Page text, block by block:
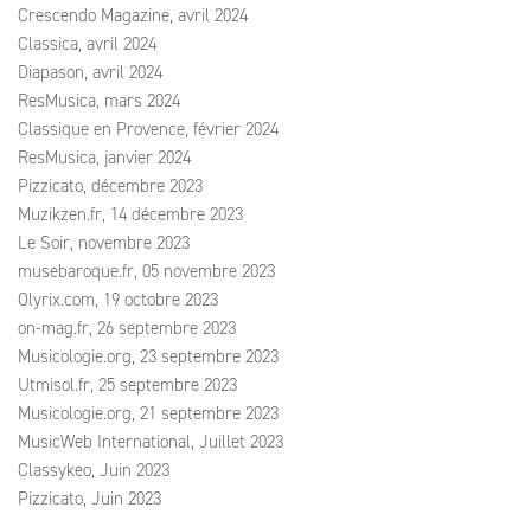
Crescendo Magazine, avril 2024
Classica, avril 2024
Diapason, avril 2024
ResMusica, mars 2024
Classique en Provence, février 2024
ResMusica, janvier 2024
Pizzicato, décembre 2023
Muzikzen.fr, 14 décembre 2023
Le Soir, novembre 2023
musebaroque.fr, 05 novembre 2023
Olyrix.com, 19 octobre 2023
on-mag.fr, 26 septembre 2023
Musicologie.org, 23 septembre 2023
Utmisol.fr, 25 septembre 2023
Musicologie.org, 21 septembre 2023
MusicWeb International, Juillet 2023
Classykeo, Juin 2023
Pizzicato, Juin 2023